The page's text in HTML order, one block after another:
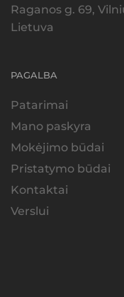
Raganos g. 69,
Lietuva
PAGALBA
Patarimai
Mano paskyra
Mokėjimo būdai
Pristatymo būdai
Kontaktai
Verslui